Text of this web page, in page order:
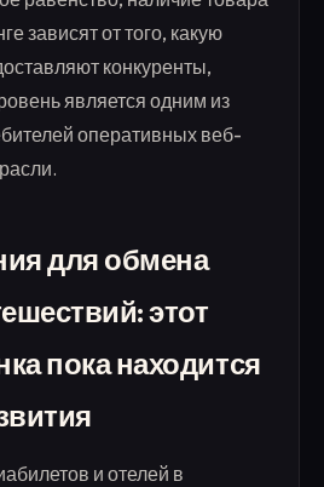
зависят от того, какую
конкуренты,
является одним из
оперативных веб-
для обмена
этот
пока находится
и отелей в